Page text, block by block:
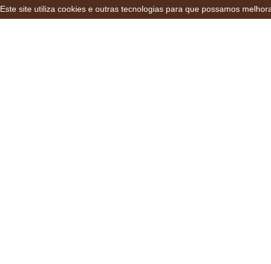
Este site utiliza cookies e outras tecnologias para que possamos